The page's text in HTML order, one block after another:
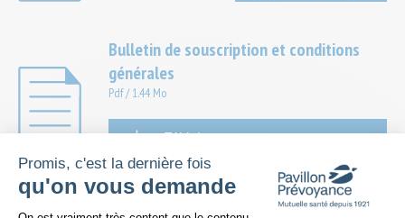
Promis, c'est la dernière fois
qu'on vous demande
Plateforme de Gestion du
Bulletin de souscription et conditions
générales
Pdf/1.44 Mo
Télécharger
Formule PREVIFIL domicile plus